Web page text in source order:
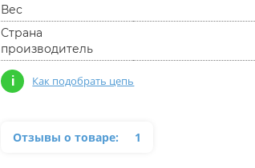
Вес
Страна
производитель
i
Как подобрать цепь
Отзывы о товаре: 1